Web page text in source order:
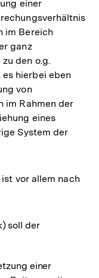
einer
im Bereich
ganz
den o.g.
hierbei eben
von
im Rahmen der
eines
System der
vor allem nach
soll der
einer